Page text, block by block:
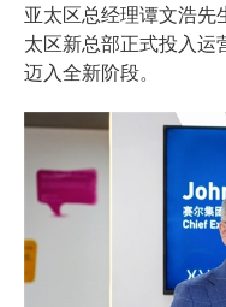
亚太区总经理谭文浩先
太区新总部正式投入运
迈入全新阶段。